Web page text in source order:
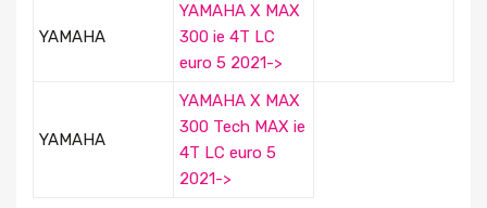
YAMAHA
YAMAHA X MAX
300 ie 4T LC
euro 5 2021->
YAMAHA
YAMAHA X MAX
300 Tech MAX ie
4T LC euro 5
2021->